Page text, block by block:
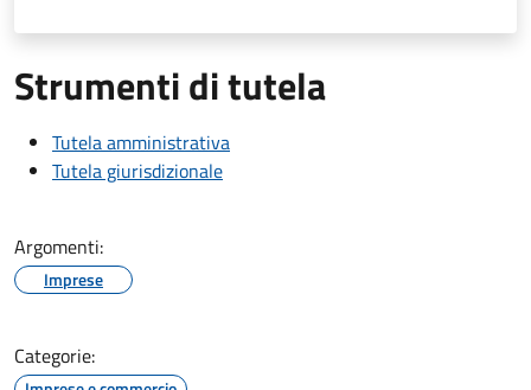
Strumenti di tutela
Tutela amministrativa
Tutela giurisdizionale
Argomenti:
Imprese
Categorie: